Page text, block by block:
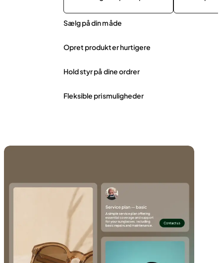
Sælg på din måde
Opret produkter hurtigere
Hold styr på dine ordrer
Fleksible prismuligheder